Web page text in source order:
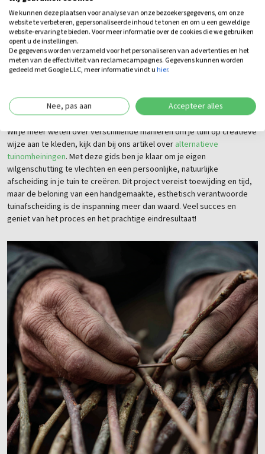
natuurlijke tuinomheiningen
Zelfs als een wilgenschutting een uitstekende keuze is, kun je ook
andere natuurlijke materialen overwegen zoals bamboe, kastanjehout
of een combinatie van diverse materialen voor een uniek effect. Het
de natuurlijke wilgentakken.
Wil je meer weten over verschillende manieren om je tuin op creatieve
wijze aan te kleden, kijk dan bij ons artikel over alternatieve
tuinomheiningen. Met deze gids ben je klaar om je eigen
wilgenschutting te vlechten en een persoonlijke, natuurlijke
afscheiding in je tuin te creëren. Dit project vereist toewijding en tijd,
maar de beloning van een handgemaakte, esthetisch verantwoorde
tuinafscheiding is de inspanning meer dan waard. Veel succes en
geniet van het proces en het prachtige eindresultaat!
We kunnen deze plaatsen voor analyse van onze bezoekersgegevens, om onze
website te verbeteren, gepersonaliseerde inhoud te tonen en om u een geweldige
website-ervaring te bieden. Voor meer informatie over de cookies die we gebruiken
opent u de instellingen.
De gegevens worden verzameld voor het personaliseren van advertenties en het
meten van de effectiviteit van reclamecampagnes. Gegevens kunnen worden
gedeeld met Google LLC, meer informatie vindt uhier.
Nee, pas aan Accepteer alles